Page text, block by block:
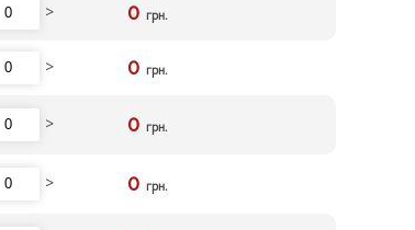
> 0 грн.
> 0 грн.
> 0 грн.
> 0 грн.